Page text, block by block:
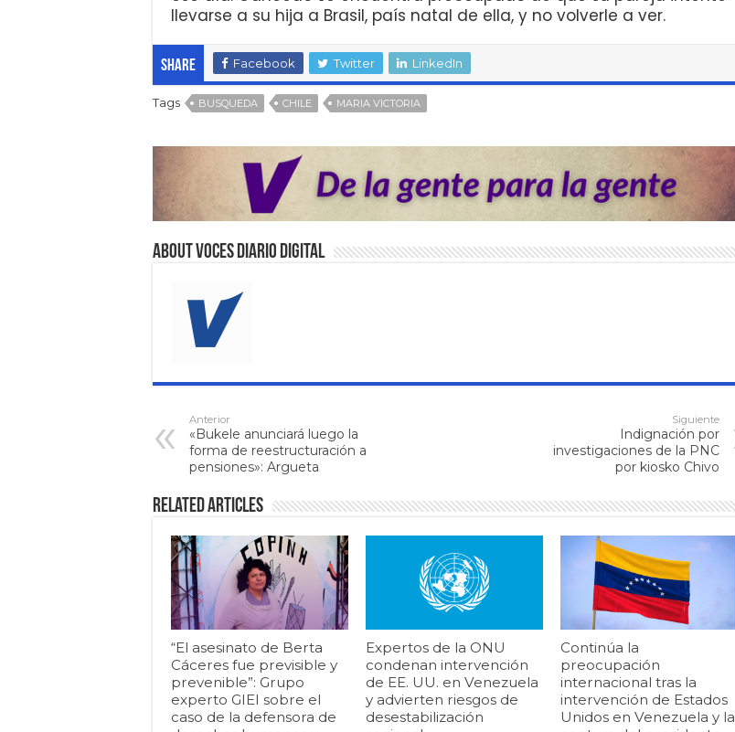
llevarse a su hija a Brasil, país natal de ella, y no volverle a ver.
Share Facebook Twitter LinkedIn
Tags BUSQUEDA CHILE MARIA VICTORIA
About VOCES Diario digital
Anterior
«Bukele anunciará luego la
forma de reestructuración a
pensiones»: Argueta
Siguiente
Indignación por
investigaciones de la PNC
por kiosko Chivo
Related Articles
“El asesinato de Berta
Cáceres fue previsible y
prevenible”: Grupo
experto GIEI sobre el
caso de la defensora de
Expertos de la ONU
condenan intervención
de EE. UU. en Venezuela
y advierten riesgos de
desestabilización
Continúa la
preocupación
internacional tras la
intervención de Estados
Unidos en Venezuela y la